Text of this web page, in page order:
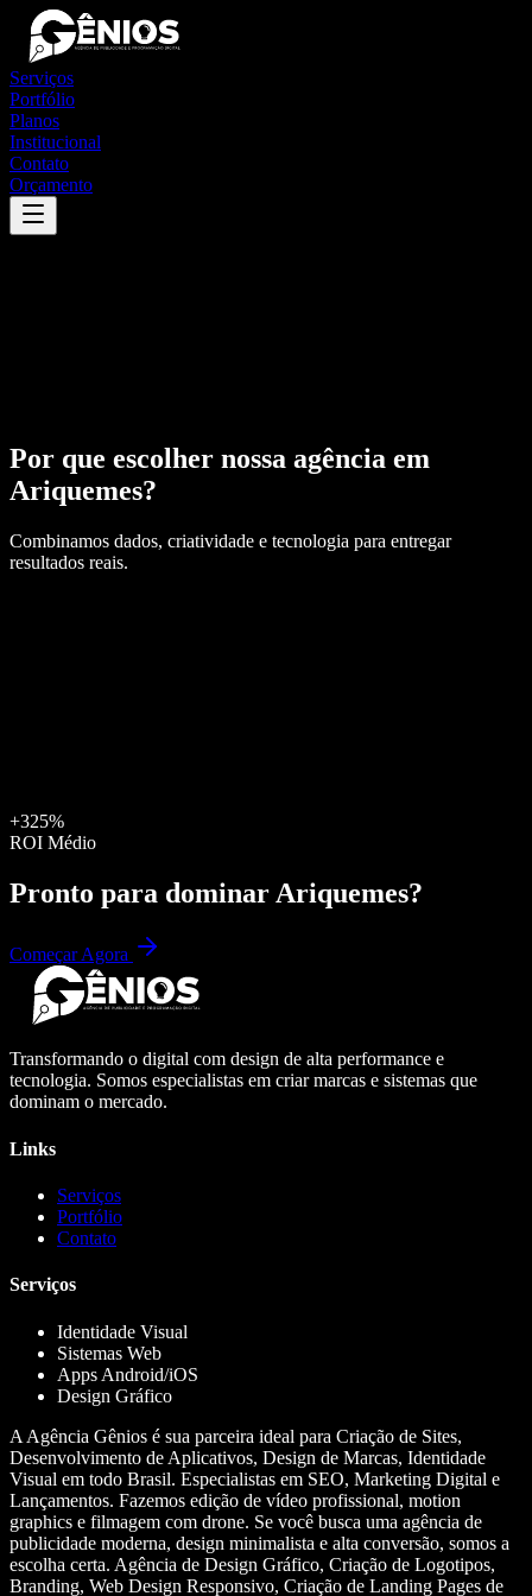
Serviços
Portfólio
Planos
Institucional
Contato
Orçamento
Por que escolher nossa agência em
Ariquemes?
Combinamos dados, criatividade e tecnologia para entregar
resultados reais.
+325%
ROI Médio
Pronto para dominar Ariquemes?
Começar Agora
Transformando o digital com design de alta performance e
tecnologia. Somos especialistas em criar marcas e sistemas que
dominam o mercado.
Links
Serviços
Portfólio
Contato
Serviços
Identidade Visual
Sistemas Web
Apps Android/iOS
Design Gráfico
A Agência Gênios é sua parceira ideal para Criação de Sites,
Desenvolvimento de Aplicativos, Design de Marcas, Identidade
Visual em todo Brasil. Especialistas em SEO, Marketing Digital e
Lançamentos. Fazemos edição de vídeo profissional, motion
graphics e filmagem com drone. Se você busca uma agência de
publicidade moderna, design minimalista e alta conversão, somos a
escolha certa. Agência de Design Gráfico, Criação de Logotipos,
Branding, Web Design Responsivo, Criação de Landing Pages de